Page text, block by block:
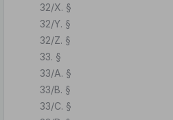
32/X. §
32/Y. §
32/Z. §
33. §
33/A. §
33/B. §
33/C. §